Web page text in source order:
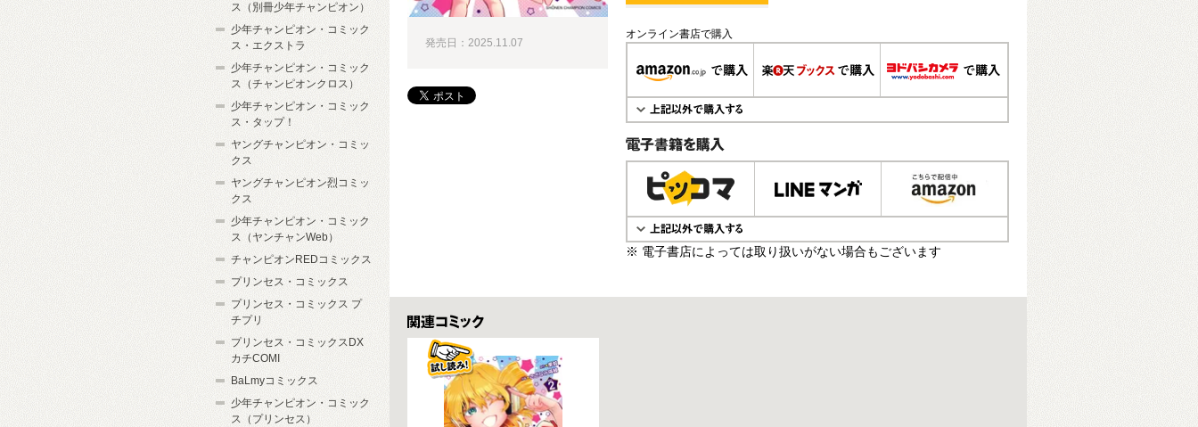
オンライン書店で購入
電子書籍で購入
※ 電子書店によっては取り扱いがない場合もございます
発売日：2025.11.07
関連コミックス
ス（別冊少年チャンピオン）
少年チャンピオン・コミック
ス・エクストラ
少年チャンピオン・コミック
ス（チャンピオンクロス）
少年チャンピオン・コミック
ス・タップ！
ヤングチャンピオン・コミッ
クス
ヤングチャンピオン烈コミッ
クス
少年チャンピオン・コミック
ス（ヤンチャンWeb）
チャンピオンREDコミックス
プリンセス・コミックス
プリンセス・コミックス プ
チプリ
プリンセス・コミックスDX
カチCOMI
BaLmyコミックス
少年チャンピオン・コミック
ス（プリンセス）